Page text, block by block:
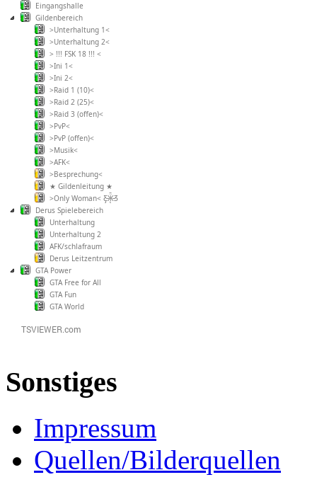
Eingangshalle
Gildenbereich
>Unterhaltung 1<
>Unterhaltung 2<
> !!! FSK 18 !!! <
>Ini 1<
>Ini 2<
>Raid 1 (10)<
>Raid 2 (25)<
>Raid 3 (offen)<
>PvP<
>PvP (offen)<
>Musik<
>AFK<
>Besprechung<
★ Gildenleitung ★
>Only Woman< Ƹ̵̡Ӝ̵̨̄Ʒ
Derus Spielebereich
Unterhaltung
Unterhaltung 2
AFK/schlafraum
Derus Leitzentrum
GTA Power
GTA Free for All
GTA Fun
GTA World
Sonstiges
Impressum
Quellen/Bilderquellen